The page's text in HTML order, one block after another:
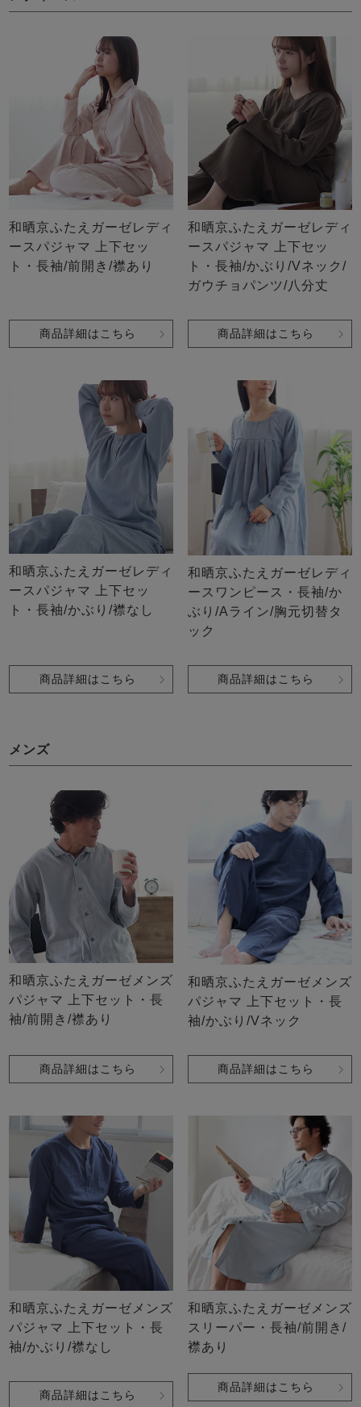
売れ筋ランキング
- Item Ranking -
新着商品
- New Arrival -
すべての季節のパジャマ一覧はこちら
ボーイズ半袖
ボーイズ前開
ボーイズかぶ
ボーイズ上着
ボーイズズボ
売れ筋ランキング
- Item Ranking -
新着商品
- New Arrival -
すべてのデザインのパジャマ一覧はこちら
和晒京ふたえガーゼレディ
ースパジャマ 上下セッ
ト・長袖/前開き/襟あり
商品詳細はこちら
和晒京ふたえガーゼレディ
ースパジャマ 上下セッ
ト・長袖/かぶり/Vネック/
ガウチョパンツ/八分丈
商品詳細はこちら
和晒京ふたえガーゼレディ
ースパジャマ 上下セッ
ト・長袖/かぶり/襟なし
商品詳細はこちら
和晒京ふたえガーゼレディ
ースワンピース・長袖/か
ぶり/Aライン/胸元切替タ
ック
商品詳細はこちら
メンズ
和晒京ふたえガーゼメンズ
パジャマ 上下セット・長
袖/前開き/襟あり
商品詳細はこちら
和晒京ふたえガーゼメンズ
パジャマ 上下セット・長
袖/かぶり/Vネック
商品詳細はこちら
和晒京ふたえガーゼメンズ
パジャマ 上下セット・長
袖/かぶり/襟なし
商品詳細はこちら
和晒京ふたえガーゼメンズ
スリーパー・長袖/前開き/
襟あり
商品詳細はこちら